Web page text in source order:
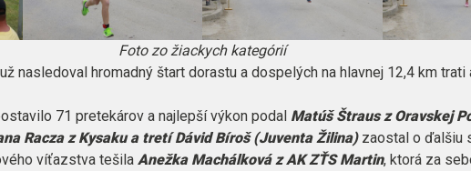
Foto zo žiackych kategórií
nasledoval hromadný štart dorastu a dospelých na hlavnej 12,4 km trati
71 pretekárov a najlepší výkon podal Matúš Štraus z Oravskej
Racza z Kysaku a tretí Dávid Bíroš (Juventa Žilina)zaostal o ďalšiu
víťazstva tešila Anežka Machálková z AK ZŤS Martin, ktorá za